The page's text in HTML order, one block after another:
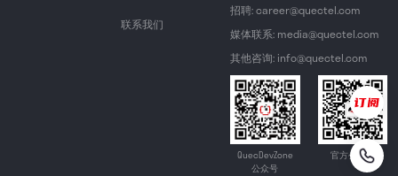
联系我们
招聘: career@quectel.com
媒体联系: media@quectel.com
其他咨询: info@quectel.com
QuecDevZone
公众号
官方公众号